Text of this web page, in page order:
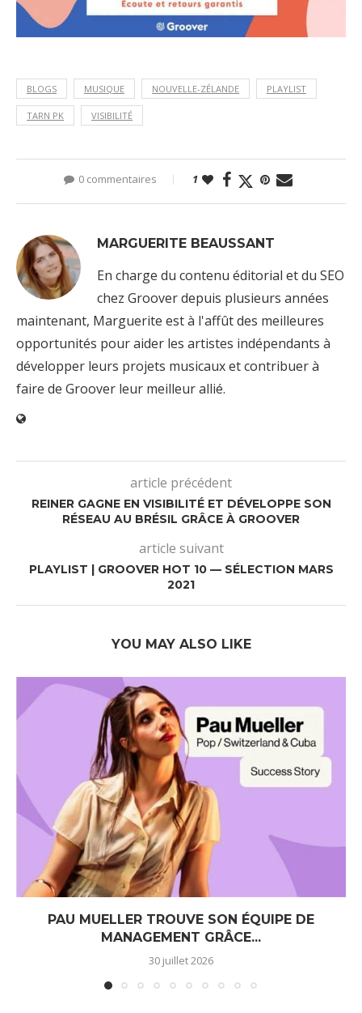
BLOGS MUSIQUE NOUVELLE-ZÉLANDE PLAYLIST
TARN PK VISIBILITÉ
0 commentaires 1
MARGUERITE BEAUSSANT
En charge du contenu éditorial et du SEO
chez Groover depuis plusieurs années
maintenant, Marguerite est à l'affût des meilleures
opportunités pour aider les artistes indépendants à
développer leurs projets musicaux et contribuer à
faire de Groover leur meilleur allié.
article précédent
REINER GAGNE EN VISIBILITÉ ET DÉVELOPPE SON
RÉSEAU AU BRÉSIL GRÂCE À GROOVER
article suivant
PLAYLIST | GROOVER HOT 10 — SÉLECTION MARS
2021
YOU MAY ALSO LIKE
PAU MUELLER TROUVE SON ÉQUIPE DE
MANAGEMENT GRÂCE...
30 juillet 2026